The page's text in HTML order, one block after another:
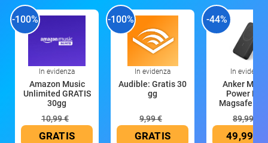
-100%
In evidenza
Amazon Music
Unlimited GRATIS
30gg
10,99 €
GRATIS
-100%
In evidenza
Audible: Gratis 30
gg
9,99 €
GRATIS
-44%
In evidenza
Anker
Power
Magsafe
89,99 €
49,99 €